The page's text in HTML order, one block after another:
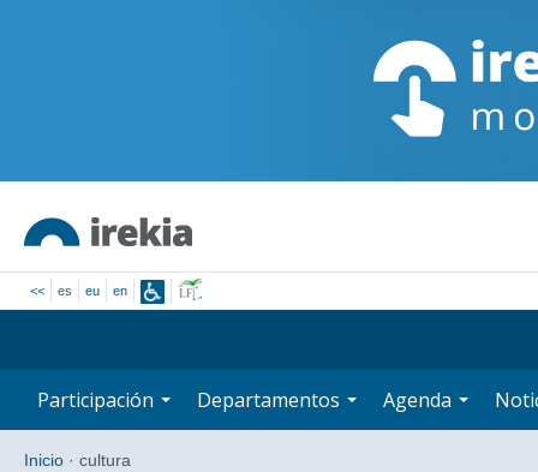
<< es eu en
Participación Departamentos Agenda
Inicio · cultura